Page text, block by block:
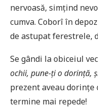
nervoasă, simțind
cumva. Coborî în
de astupat ferestrele,
Se gândi la obiceiul
ochii, pune-ți o dorință,
prezent aveau dorințe
termine mai repede!